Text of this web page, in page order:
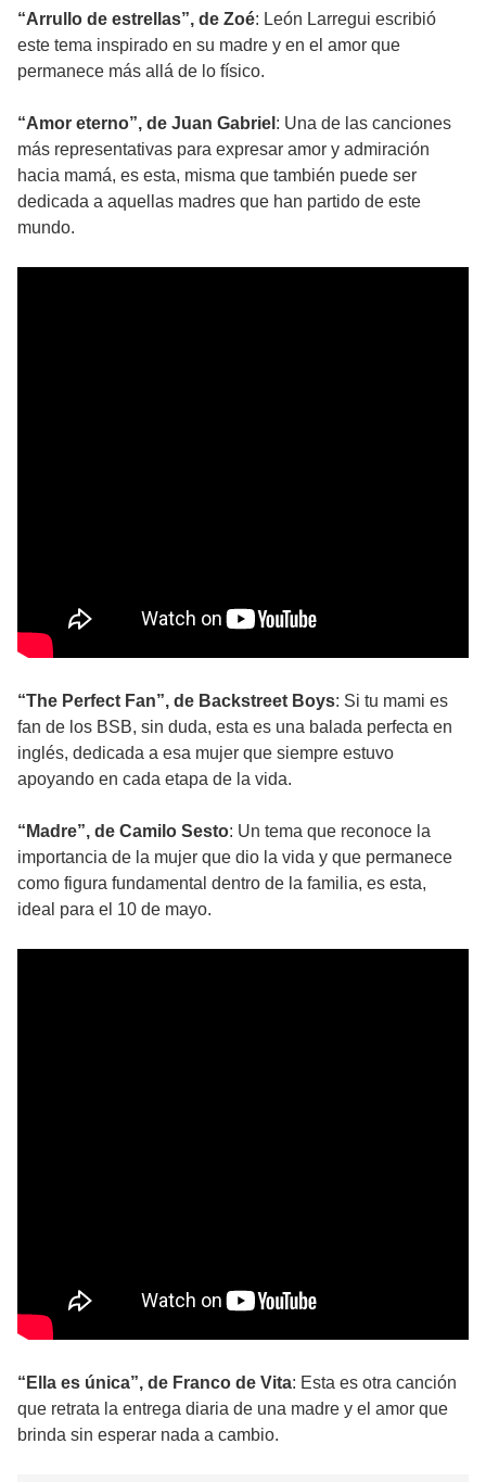
“Arrullo de estrellas”, de Zoé: León Larregui escribió
este tema inspirado en su madre y en el amor que
permanece más allá de lo físico.
“Amor eterno”, de Juan Gabriel : Una de las canciones
más representativas para expresar amor y admiración
hacia mamá, es esta, misma que también puede ser
dedicada a aquellas madres que han partido de este
mundo.
“The Perfect Fan”, de Backstreet Boys: Si tu mami es
fan de los BSB, sin duda, esta es una balada perfecta en
inglés, dedicada a esa mujer que siempre estuvo
apoyando en cada etapa de la vida.
“Madre”, de Camilo Sesto: Un tema que reconoce la
importancia de la mujer que dio la vida y que permanece
como figura fundamental dentro de la familia, es esta,
ideal para el 10 de mayo.
“Ella es única”, de Franco de Vita: Esta es otra canción
que retrata la entrega diaria de una madre y el amor que
brinda sin esperar nada a cambio.